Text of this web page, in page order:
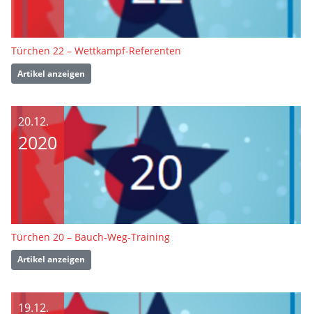
Türchen 22 – Wettkampf-Referenten
Artikel anzeigen
20.12.
2020
Türchen 20 – Bauch-Weg-Training
Artikel anzeigen
19.12.